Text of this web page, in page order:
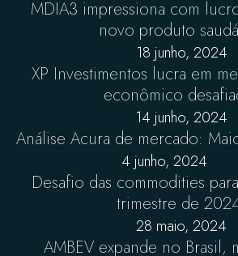
MDIA3 impressiona com
novo produto
18 junho, 2024
XP Investimentos lucra em
econômico
14 junho, 2024
Análise Acura de mercado:
4 junho, 2024
Desafio das commodities
trimestre de
28 maio, 2024
AMBEV expande no Brasil,